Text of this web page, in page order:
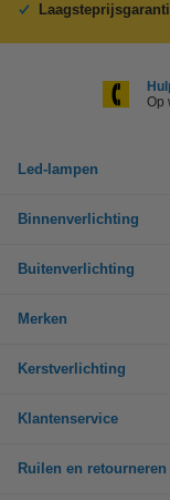
Op
Led-lampen
Binnenverlichting
Buitenverlichting
Merken
Kerstverlichting
Klantenservice
Ruilen en retourneren